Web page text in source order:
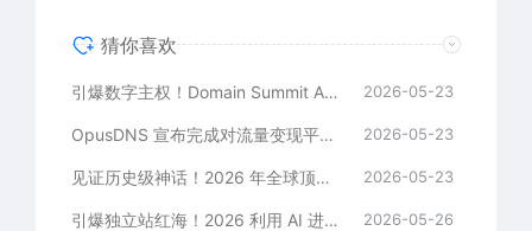
猜你喜欢
引爆数字主权！Domain Summit Africa 2026 内罗毕峰会圆满落幕：非洲域名市场正迎来黄金时代 2026-05-23
OpusDNS 宣布完成对流量变现平台 fruits.co 的核心收购，向“旧技术注册商”宣战 2026-05-23
见证历史级神话！2026 年全球顶级域名成交历史归档与价值白皮书 2026-05-23
引爆独立站红海！2026 利用 AI 进行域名批量筛选与智能批量报价（Outbound）全流程硬核指南 2026-05-26